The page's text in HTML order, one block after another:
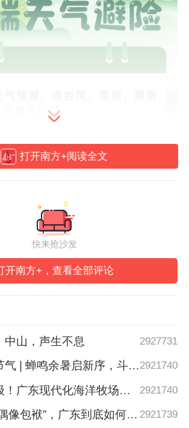
打开南方+阅读全文
快来抢沙发
开南方+，查看全部评论
中山，声生不息 2927731
歌谣里的节气 | 蝉鸣余暑启新序，斗指西南迎立秋2921740
冲刺万亿级！广东现代化海洋牧场建设提速 2921740
明星卸下“偶像包袱”，广东到底如何让人变松弛？ | 好看·南方号 2921739